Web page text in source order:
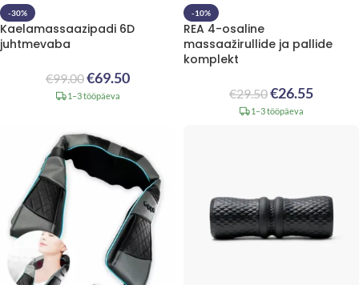
-30%
Kaelamassaazipadi 6D
juhtmevaba
€99.00€69.50
1–3 tööpäeva
-10%
REA 4-osaline
massaažirullide ja pallide
komplekt
€29.50€26.55
1–3 tööpäeva